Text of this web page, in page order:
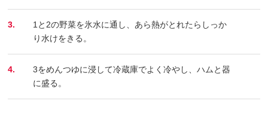
3.
1と2の野菜を氷水に通し、あら熱がとれたらしっか
り水けをきる。
4.
3をめんつゆに浸して冷蔵庫でよく冷やし、ハムと器
に盛る。